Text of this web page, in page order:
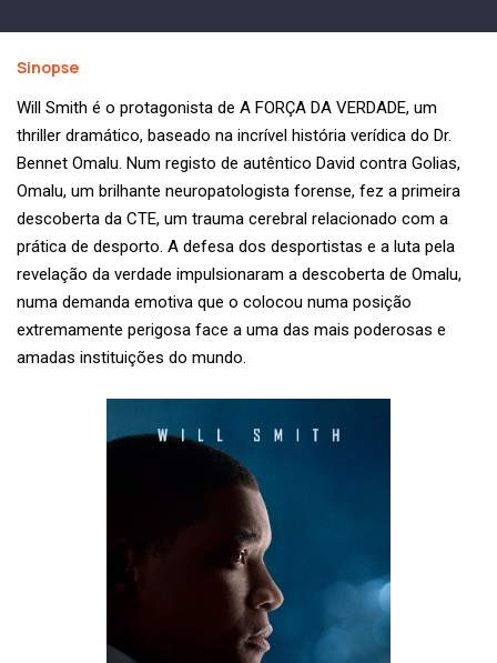
Sinopse
Will Smith é o protagonista de A FORÇA DA VERDADE, um
thriller dramático, baseado na incrível história verídica do Dr.
Bennet Omalu. Num registo de autêntico David contra Golias,
Omalu, um brilhante neuropatologista forense, fez a primeira
descoberta da CTE, um trauma cerebral relacionado com a
prática de desporto. A defesa dos desportistas e a luta pela
revelação da verdade impulsionaram a descoberta de Omalu,
numa demanda emotiva que o colocou numa posição
extremamente perigosa face a uma das mais poderosas e
amadas instituições do mundo.